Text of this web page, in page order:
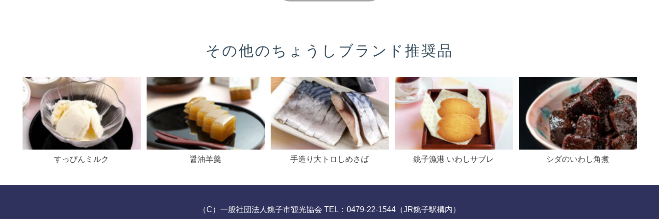
その他の ちょうしブランド推奨品
すっぴんミルク 醤油羊羹
" alt="">
手造り大トロしめさば 銚子漁港 いわしサブレ シダのいわし角煮
（C）一般社団法人銚子市観光協会 TEL：0479-22-1544（JR銚子駅構内）